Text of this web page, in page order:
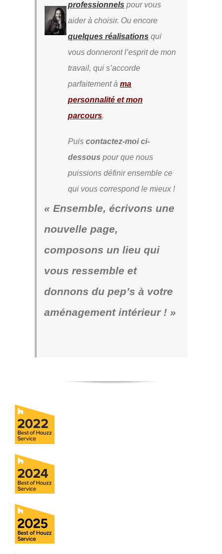
professionnels pour vous
aider à choisir. Ou encore
quelques réalisations qui
vous donneront l’esprit de mon
travail, qui s’accorde
parfaitement à ma
personnalité et mon
parcours.
Puis contactez-moi ci-
dessous pour que nous
puissions définir ensemble ce
qui vous correspond le mieux !
« Ensemble, écrivons une
nouvelle page,
composons un lieu qui
vous ressemble et
donnons du pep’s à votre
aménagement intérieur ! »